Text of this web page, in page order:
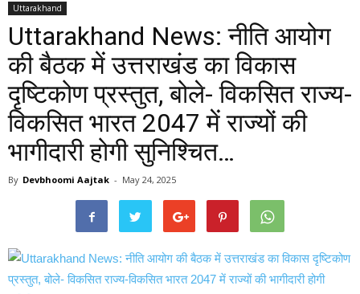
Uttarakhand
Uttarakhand News: नीति आयोग
की बैठक में उत्तराखंड का विकास
दृष्टिकोण प्रस्तुत, बोले- विकसित राज्य-
विकसित भारत 2047 में राज्यों की
भागीदारी होगी सुनिश्चित…
By Devbhoomi Aajtak - May 24, 2025